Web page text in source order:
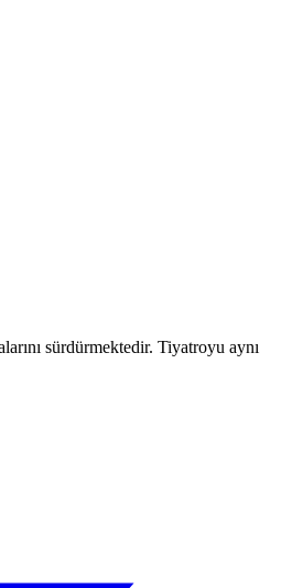
sürdürmektedir. Tiyatroyu aynı